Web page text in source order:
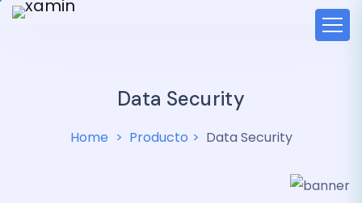
Data Security
Home Producto Data Security